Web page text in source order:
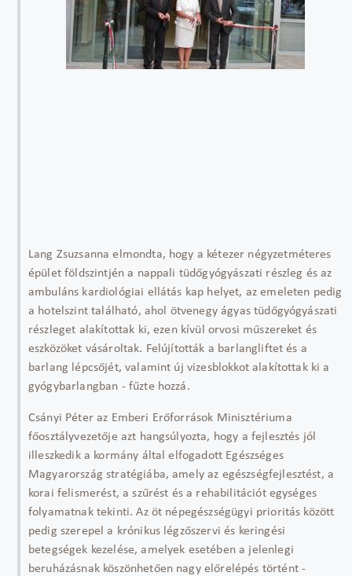
Lang Zsuzsanna elmondta, hogy a kétezer négyzetméteres
épület földszintjén a nappali tüdőgyógyászati részleg és az
ambuláns kardiológiai ellátás kap helyet, az emeleten pedig
a hotelszint található, ahol ötvenegy ágyas tüdőgyógyászati
részleget alakítottak ki, ezen kívül orvosi műszereket és
eszközöket vásároltak. Felújították a barlangliftet és a
barlang lépcsőjét, valamint új vizesblokkot alakítottak ki a
gyógybarlangban - fűzte hozzá.
Csányi Péter az Emberi Erőforrások Minisztériuma
főosztályvezetője azt hangsúlyozta, hogy a fejlesztés jól
illeszkedik a kormány által elfogadott Egészséges
Magyarország stratégiába, amely az egészségfejlesztést, a
korai felismerést, a szűrést és a rehabilitációt egységes
folyamatnak tekinti. Az öt népegészségügyi prioritás között
pedig szerepel a krónikus légzőszervi és keringési
betegségek kezelése, amelyek esetében a jelenlegi
beruházásnak köszönhetően nagy előrelépés történt -